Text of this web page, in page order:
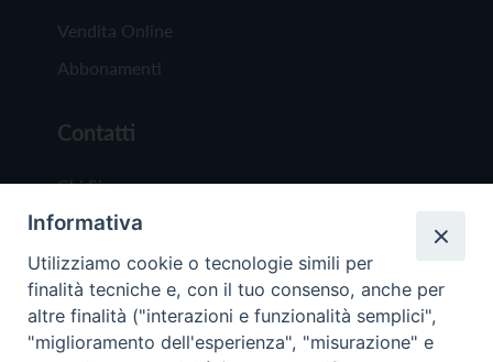
Vendita Online
Abbonamenti
Contatti
Chi Siamo
Redazione
Scrivici
Informativa
Utilizziamo cookie o tecnologie simili per
finalità tecniche e, con il tuo consenso, anche per
altre finalità ("interazioni e funzionalità semplici",
"miglioramento dell'esperienza", "misurazione" e